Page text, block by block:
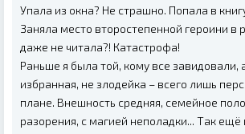
Упала из окна? Не страшно. Попала в
Заняла место второстепенной героини в
даже не читала?! Катастрофа!
Раньше я была той, кому все завидовали,
избранная, не злодейка – всего лишь
плане. Внешность средняя, семейное
разорения, с магией неполадки... Так ещё